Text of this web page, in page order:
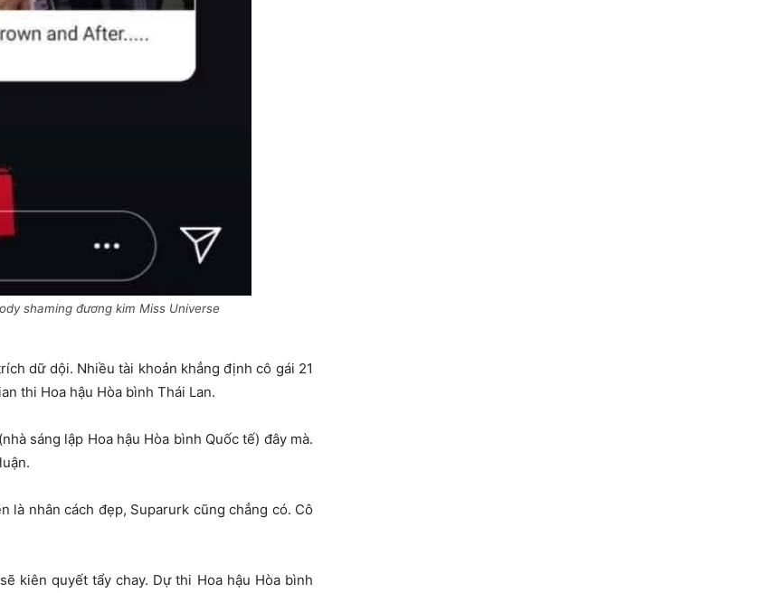
shaming đương kim Miss Universe
dữ dội. Nhiều tài khoản khẳng định cô gái 21
thi Hoa hậu Hòa bình Thái Lan.
sáng lập Hoa hậu Hòa bình Quốc tế) đây mà.
là nhân cách đẹp, Suparurk cũng chẳng có. Cô
kiên quyết tẩy chay. Dự thi Hoa hậu Hòa bình